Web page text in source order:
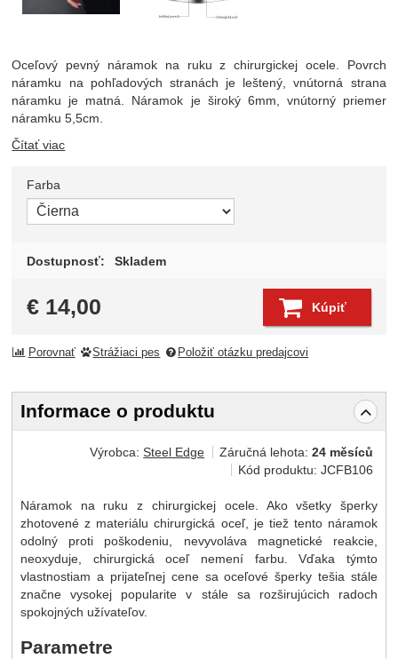
Oceľový pevný náramok na ruku z chirurgickej ocele. Povrch
náramku na pohľadových stranách je leštený, vnútorná strana
náramku je matná. Náramok je široký 6mm, vnútorný priemer
náramku 5,5cm.
Čítať viac
Zvoľte variant
Farba
Dostupnosť: Skladem
€ 14,00 Kúpiť
Porovnať Strážiaci pes Položiť otázku predajcovi
Informace o produktu
Výrobca:Steel Edge Záručná lehota:24 měsíců
Kód produktu:JCFB106
Náramok na ruku z chirurgickej ocele. Ako všetky šperky
zhotovené z materiálu chirurgická oceľ, je tiež tento náramok
odolný proti poškodeniu, nevyvoláva magnetické reakcie,
neoxyduje, chirurgická oceľ nemení farbu. Vďaka týmto
vlastnostiam a prijateľnej cene sa oceľové šperky tešia stále
značne vysokej popularite v stále sa rozširujúcich radoch
spokojných užívateľov.
Parametre